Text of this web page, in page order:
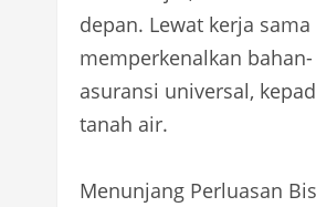
depan. Lewat kerja
memperkenalkan
asuransi universal,
tanah air.
Menunjang Perluasan